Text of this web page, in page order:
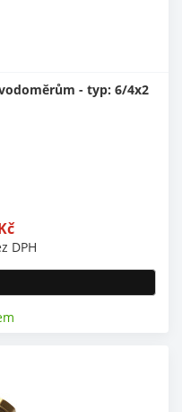
- typ: 6/4x2
DPH